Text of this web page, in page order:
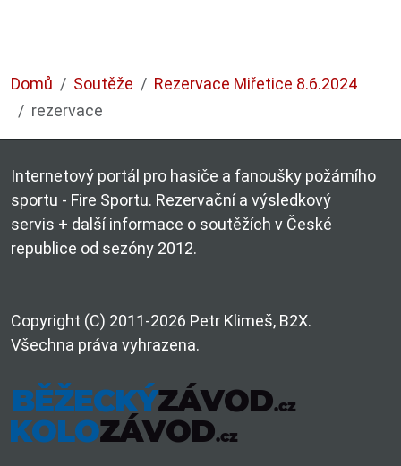
Domů Soutěže
Rezervace Miřetice 8.6.2024
rezervace
Internetový portál pro hasiče a fanoušky požárního
sportu - Fire Sportu. Rezervační a výsledkový
servis + další informace o soutěžích v České
republice od sezóny 2012.
Copyright (C) 2011-2026 Petr Klimeš, B2X.
Všechna práva vyhrazena.